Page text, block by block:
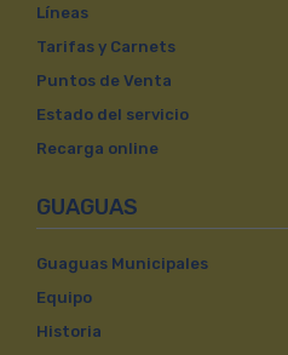
Líneas
Tarifas y Carnets
Puntos de Venta
Estado del servicio
Recarga online
GUAGUAS
Guaguas Municipales
Equipo
Historia